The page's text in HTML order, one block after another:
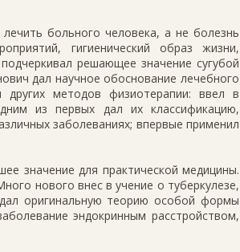
больного человека, а не болезнь
гигиенический образ жизни,
решающее значение сугубой
дал научное обоснование лечебного
других методов физиотерапии: ввел в
из первых дал их классификацию,
заболеваниях; впервые применил
значение для практической медицины.
нового внес в учение о туберкулезе,
оригинальную теорию особой формы
эндокринным расстройством,